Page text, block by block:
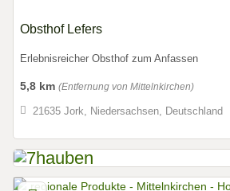
Obsthof Lefers
Erlebnisreicher Obsthof zum Anfassen
5,8 km (Entfernung von Mittelnkirchen)
21635 Jork, Niedersachsen, Deutschland